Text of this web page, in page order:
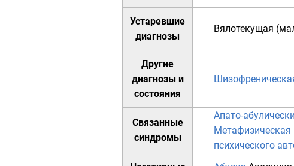
Устаревшие
диагнозы
Вялотекущая
Другие
диагнозы и
состояния
Связанные
синдромы
Апато-
Метафизическая
психического